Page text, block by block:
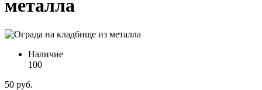
металла
Наличие
100
50 руб.